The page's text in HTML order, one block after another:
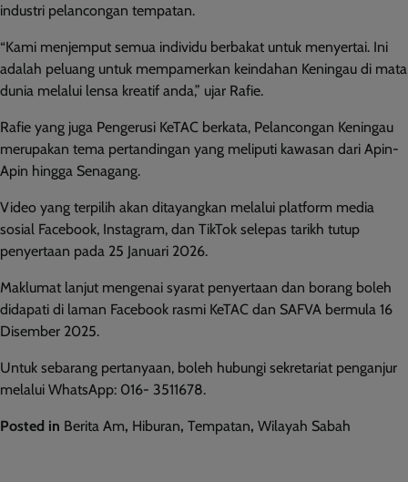
industri pelancongan tempatan.
“Kami menjemput semua individu berbakat untuk menyertai. Ini
adalah peluang untuk mempamerkan keindahan Keningau di mata
dunia melalui lensa kreatif anda,” ujar Rafie.
Rafie yang juga Pengerusi KeTAC berkata, Pelancongan Keningau
merupakan tema pertandingan yang meliputi kawasan dari Apin-
Apin hingga Senagang.
Video yang terpilih akan ditayangkan melalui platform media
sosial Facebook, Instagram, dan TikTok selepas tarikh tutup
penyertaan pada 25 Januari 2026.
Maklumat lanjut mengenai syarat penyertaan dan borang boleh
didapati di laman Facebook rasmi KeTAC dan SAFVA bermula 16
Disember 2025.
Untuk sebarang pertanyaan, boleh hubungi sekretariat penganjur
melalui WhatsApp: 016- 3511678.
Posted in Berita Am, Hiburan, Tempatan, Wilayah Sabah